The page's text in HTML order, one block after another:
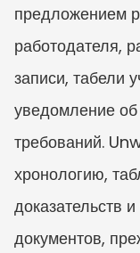
предложением
работодателя,
записи, табели
уведомление
требований.
хронологию,
доказательств
документов,